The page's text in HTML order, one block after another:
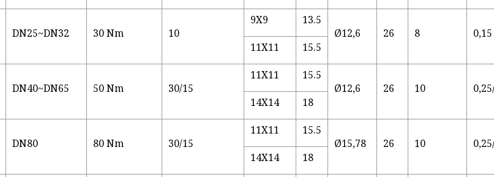
DN25~DN32 30 Nm 10
9X9
13.5
Ø12,6
26 8
0,15
11X11
15.5
DN40~DN65 50 Nm 30/15
11X11
15.5
Ø12,6
26 10
14X14
18
DN80 80 Nm 30/15
11X11
15.5
Ø15,78
26 10
14X14
18